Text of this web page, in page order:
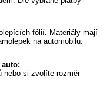
fólií. Materiály mají
na automobilu.
nebo si zvolíte rozměr